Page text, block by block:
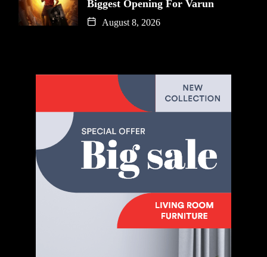
Biggest Opening For Varun
August 8, 2026